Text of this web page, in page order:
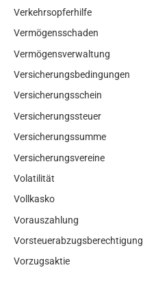
Verkehrsopferhilfe
Vermögensschaden
Vermögensverwaltung
Versicherungsbedingungen
Versicherungsschein
Versicherungssteuer
Versicherungssumme
Versicherungsvereine
Volatilität
Vollkasko
Vorauszahlung
Vorsteuerabzugsberechtigung
Vorzugsaktie